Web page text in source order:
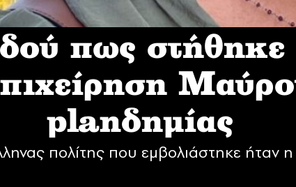
πως στήθηκε
planδημίας
πολίτης που εμβολιάστηκε ήταν